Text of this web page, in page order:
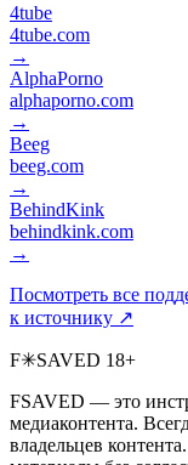
4tube
4tube.com
→
AlphaPorno
alphaporno.com
→
Beeg
beeg.com
→
BehindKink
behindkink.com
→
Посмотреть все
к источнику ↗
F✳SAVED 18+
FSAVED — это
медиаконтента.
владельцев